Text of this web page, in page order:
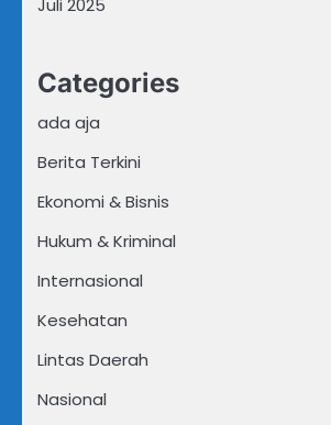
Categories
ada aja
Berita Terkini
Ekonomi & Bisnis
Hukum & Kriminal
Internasional
Kesehatan
Lintas Daerah
Nasional